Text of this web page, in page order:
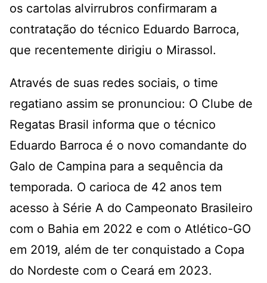
os cartolas alvirrubros confirmaram a
contratação do técnico Eduardo Barroca,
que recentemente dirigiu o Mirassol.
Através de suas redes sociais, o time
regatiano assim se pronunciou: O Clube de
Regatas Brasil informa que o técnico
Eduardo Barroca é o novo comandante do
Galo de Campina para a sequência da
temporada. O carioca de 42 anos tem
acesso à Série A do Campeonato Brasileiro
com o Bahia em 2022 e com o Atlético-GO
em 2019, além de ter conquistado a Copa
do Nordeste com o Ceará em 2023.